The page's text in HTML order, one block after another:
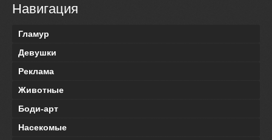
Навигация
Гламур
Девушки
Реклама
Животные
Боди-арт
Насекомые